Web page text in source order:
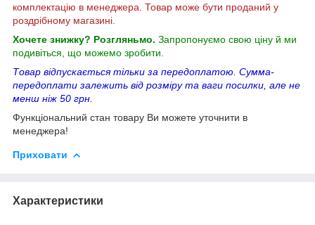
комплектацію в менеджера. Товар може бути проданий у
роздрібному магазині.
Хочете знижку? Розгляньмо. Запропонуємо свою ціну й ми
подивіться, що можемо зробити.
Товар відпускається тільки за передоплатою. Сумма-
передоплати залежить від розміру та ваги посилки, але не
менш ніж 50 грн.
Функціональний стан товару Ви можете уточнити в
менеджера!
Приховати
Характеристики